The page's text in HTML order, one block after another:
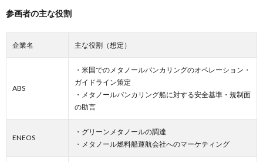
参画者の主な役割
企業名 主な役割（想定）
ABS
・米国でのメタノールバンカリングのオペレーション・
ガイドライン策定
・メタノールバンカリング船に対する安全基準・規制面
の助言
ENEOS
・グリーンメタノールの調達
・メタノール燃料船運航会社へのマーケティング